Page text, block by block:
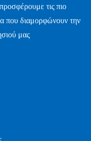
τις πιο
που διαμορφώνουν την
μας